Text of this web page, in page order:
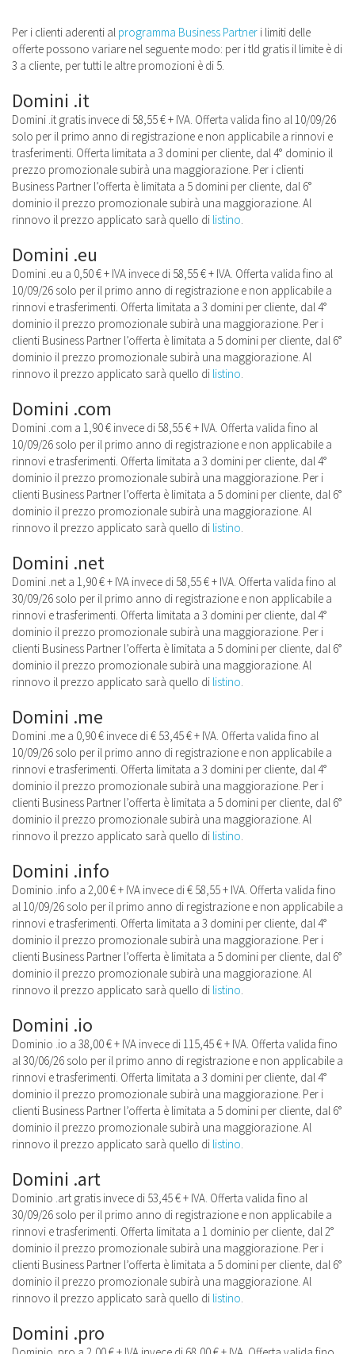
Per i clienti aderenti al programma Business Partner i limiti delle
offerte possono variare nel seguente modo: per i tld gratis il limite è di
3 a cliente, per tutti le altre promozioni è di 5.
Domini .it
Domini .it gratis invece di 58,55 € + IVA. Offerta valida fino al 10/09/26
solo per il primo anno di registrazione e non applicabile a rinnovi e
trasferimenti. Offerta limitata a 3 domini per cliente, dal 4° dominio il
prezzo promozionale subirà una maggiorazione. Per i clienti
Business Partner l’offerta è limitata a 5 domini per cliente, dal 6°
dominio il prezzo promozionale subirà una maggiorazione. Al
rinnovo il prezzo applicato sarà quello di listino.
Domini .eu
Domini .eu a 0,50 € + IVA invece di 58,55 € + IVA. Offerta valida fino al
10/09/26 solo per il primo anno di registrazione e non applicabile a
rinnovi e trasferimenti. Offerta limitata a 3 domini per cliente, dal 4°
dominio il prezzo promozionale subirà una maggiorazione. Per i
clienti Business Partner l’offerta è limitata a 5 domini per cliente, dal 6°
dominio il prezzo promozionale subirà una maggiorazione. Al
rinnovo il prezzo applicato sarà quello di listino.
Domini .com
Domini .com a 1,90 € invece di 58,55 € + IVA. Offerta valida fino al
10/09/26 solo per il primo anno di registrazione e non applicabile a
rinnovi e trasferimenti. Offerta limitata a 3 domini per cliente, dal 4°
dominio il prezzo promozionale subirà una maggiorazione. Per i
clienti Business Partner l’offerta è limitata a 5 domini per cliente, dal 6°
dominio il prezzo promozionale subirà una maggiorazione. Al
rinnovo il prezzo applicato sarà quello di listino.
Domini .net
Domini .net a 1,90 € + IVA invece di 58,55 € + IVA. Offerta valida fino al
30/09/26 solo per il primo anno di registrazione e non applicabile a
rinnovi e trasferimenti. Offerta limitata a 3 domini per cliente, dal 4°
dominio il prezzo promozionale subirà una maggiorazione. Per i
clienti Business Partner l’offerta è limitata a 5 domini per cliente, dal 6°
dominio il prezzo promozionale subirà una maggiorazione. Al
rinnovo il prezzo applicato sarà quello di listino.
Domini .me
Domini .me a 0,90 € invece di € 53,45 € + IVA. Offerta valida fino al
10/09/26 solo per il primo anno di registrazione e non applicabile a
rinnovi e trasferimenti. Offerta limitata a 3 domini per cliente, dal 4°
dominio il prezzo promozionale subirà una maggiorazione. Per i
clienti Business Partner l’offerta è limitata a 5 domini per cliente, dal 6°
dominio il prezzo promozionale subirà una maggiorazione. Al
rinnovo il prezzo applicato sarà quello di listino.
Domini .info
Dominio .info a 2,00 € + IVA invece di € 58,55 + IVA. Offerta valida fino
al 10/09/26 solo per il primo anno di registrazione e non applicabile a
rinnovi e trasferimenti. Offerta limitata a 3 domini per cliente, dal 4°
dominio il prezzo promozionale subirà una maggiorazione. Per i
clienti Business Partner l’offerta è limitata a 5 domini per cliente, dal 6°
dominio il prezzo promozionale subirà una maggiorazione. Al
rinnovo il prezzo applicato sarà quello di listino.
Domini .io
Dominio .io a 38,00 € + IVA invece di 115,45 € + IVA. Offerta valida fino
al 30/06/26 solo per il primo anno di registrazione e non applicabile a
rinnovi e trasferimenti. Offerta limitata a 3 domini per cliente, dal 4°
dominio il prezzo promozionale subirà una maggiorazione. Per i
clienti Business Partner l’offerta è limitata a 5 domini per cliente, dal 6°
dominio il prezzo promozionale subirà una maggiorazione. Al
rinnovo il prezzo applicato sarà quello di listino.
Domini .art
Dominio .art gratis invece di 53,45 € + IVA. Offerta valida fino al
30/09/26 solo per il primo anno di registrazione e non applicabile a
rinnovi e trasferimenti. Offerta limitata a 1 dominio per cliente, dal 2°
dominio il prezzo promozionale subirà una maggiorazione. Per i
clienti Business Partner l’offerta è limitata a 5 domini per cliente, dal 6°
dominio il prezzo promozionale subirà una maggiorazione. Al
rinnovo il prezzo applicato sarà quello di listino.
Domini .pro